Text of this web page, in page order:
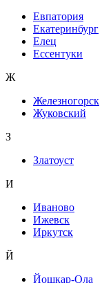
Евпатория
Екатеринбург
Елец
Ессентуки
Ж
Железногорск
Жуковский
З
Златоуст
И
Иваново
Ижевск
Иркутск
Й
Йошкар-Ола